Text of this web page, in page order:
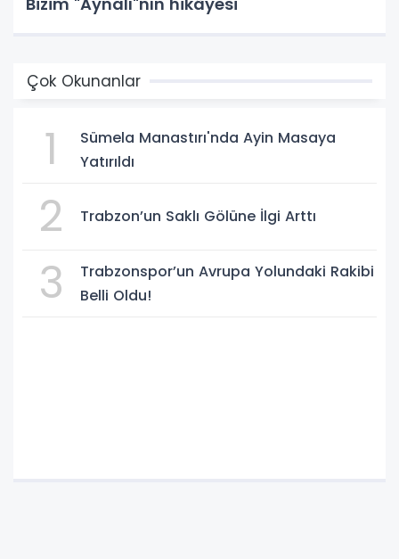
Çok Okunanlar
1
Sümela Manastırı'nda Ayin Masaya
Yatırıldı
2 Trabzon’un Saklı Gölüne İlgi Arttı
3
Trabzonspor’un Avrupa Yolundaki Rakibi
Belli Oldu!